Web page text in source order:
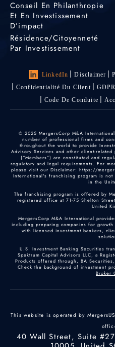
Conseil En Philanthropie
Et En Investissement
D’impact
Résidence/citoyenneté
Par Investissement
LinkedIn Disclaimer
Confidentialité Du Client
GDPR
Code De Conduite
© 2025 MergersCorp M&A
number of professional firms and
throughout the world to provide
Advisory Services and other client-
(“Members”) are constituted and
regulatory and legal requirements. For
please visit our Disclaimer: https://
International's franchising program is
in the
The franchising program is offered by
registered office at 71-75 Shelton
United
MergersCorp M&A International
including preparing companies for
with licensed investment bankers,
U.S. Investment Banking Securities
Spektrum Capital Advisors LLC, a
Products offered through, BA
Check the background of investment
Broker
This website is operated by
40 Wall Street, Suite
10005, United